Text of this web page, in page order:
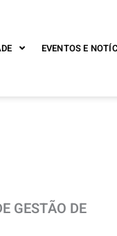
EVENTOS E
GESTÃO DE